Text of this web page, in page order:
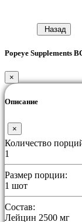
Назад
Popeye Supplements
×
Описание
×
Количество
1
Размер порции:
1 шот
Состав:
Лейцин 2500 мг